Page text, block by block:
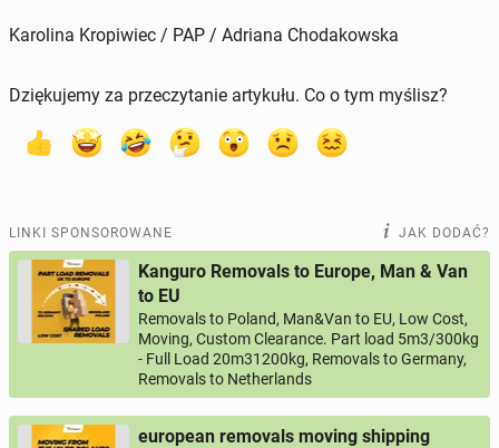
Karolina Kropiwiec / PAP / Adriana Chodakowska
Dziękujemy za przeczytanie artykułu. Co o tym myślisz?
LINKI SPONSOROWANE JAK DODAĆ?
Kanguro Removals to Europe, Man & Van
to EU
Removals to Poland, Man&Van to EU, Low Cost,
Moving, Custom Clearance. Part load 5m3/300kg
- Full Load 20m31200kg, Removals to Germany,
Removals to Netherlands
european removals moving shipping